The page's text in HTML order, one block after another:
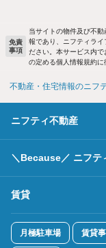
免責
事項
当サイトの物件及び不
報であり、ニフティラ
ださい。本サービス内
の定める個人情報規約に
不動産・住宅情報のニフ
ニフティ不動産
＼Because／ ニフテ
賃貸
月極駐車場 賃貸